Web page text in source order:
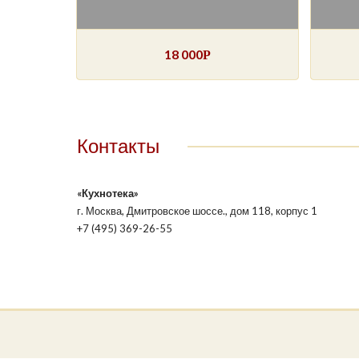
18 000Р
Контакты
«Кухнотека»
г. Москва, Дмитровское шоссе., дом 118, корпус 1
+7 (495) 369-26-55